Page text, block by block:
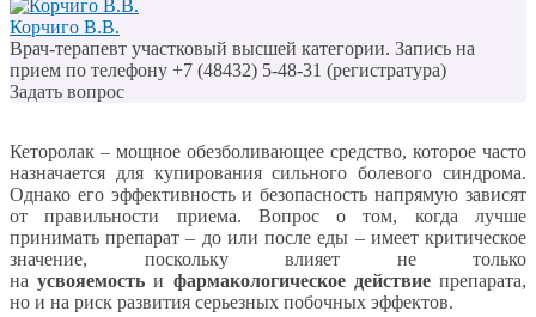
Корчиго В.В.
Врач-терапевт участковый высшей категории. Запись на
прием по телефону +7 (48432) 5-48-31 (регистратура)
Задать вопрос
Кеторолак – мощное обезболивающее средство, которое часто
назначается для купирования сильного болевого синдрома.
Однако его эффективность и безопасность напрямую зависят
от правильности приема. Вопрос о том, когда лучше
принимать препарат – до или после еды – имеет критическое
значение, поскольку влияет не только
наусвояемость и фармакологическое действиепрепарата,
но и на риск развития серьезных побочных эффектов.